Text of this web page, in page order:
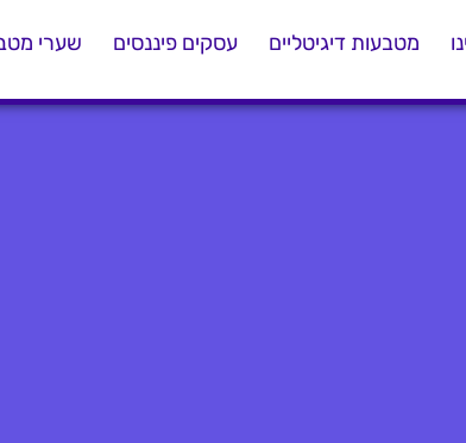
מטבעות דיגיטליים עסקים פיננסים שערי